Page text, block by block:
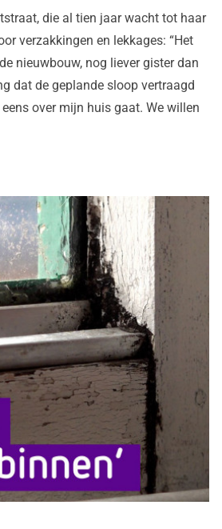
die al tien jaar wacht tot haar
verzakkingen en lekkages: “Het
nieuwbouw, nog liever gister dan
dat de geplande sloop vertraagd
over mijn huis gaat. We willen